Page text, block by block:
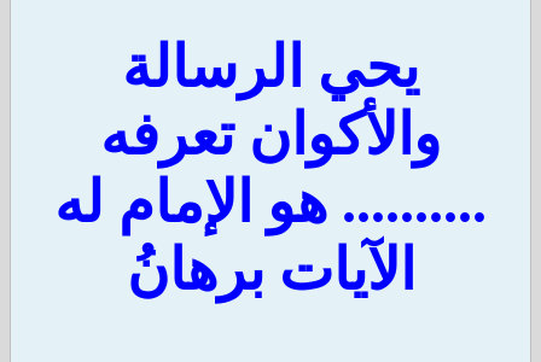
يحي الرسالة
والأكوان تعرفه
.......... هو الإمام له
الآيات برهانُ